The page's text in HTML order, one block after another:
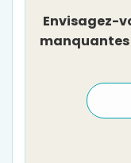
Envisagez-
manquantes